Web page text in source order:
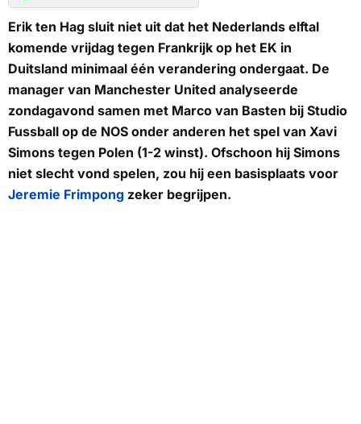
Erik ten Hag sluit niet uit dat het Nederlands elftal
komende vrijdag tegen Frankrijk op het EK in
Duitsland minimaal één verandering ondergaat. De
manager van Manchester United analyseerde
zondagavond samen met Marco van Basten bij Studio
Fussball op de NOS onder anderen het spel van Xavi
Simons tegen Polen (1-2 winst). Ofschoon hij Simons
niet slecht vond spelen, zou hij een basisplaats voor
Jeremie Frimpong zeker begrijpen.